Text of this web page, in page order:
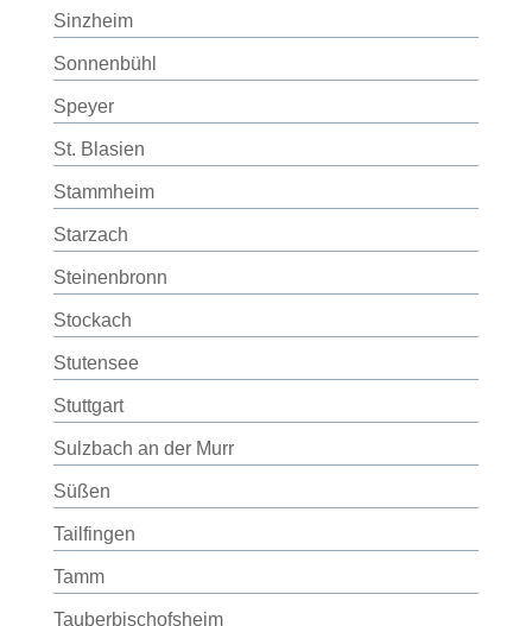
Sinzheim
Sonnenbühl
Speyer
St. Blasien
Stammheim
Starzach
Steinenbronn
Stockach
Stutensee
Stuttgart
Sulzbach an der Murr
Süßen
Tailfingen
Tamm
Tauberbischofsheim